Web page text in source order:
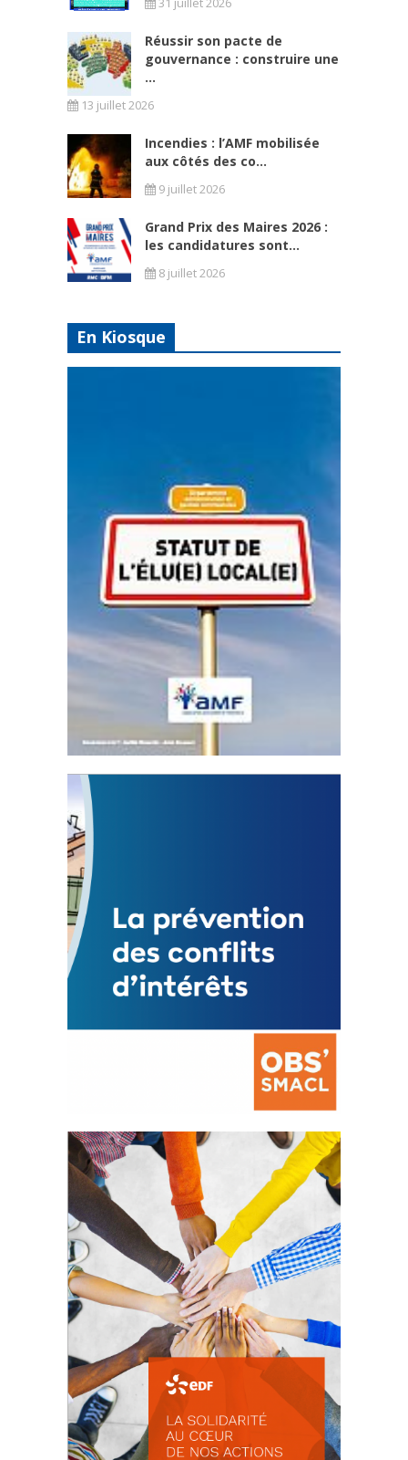
Réussir son pacte de
gouvernance : construire une
...
13 juillet 2026
Incendies : l’AMF mobilisée
aux côtés des co...
9 juillet 2026
Grand Prix des Maires 2026 :
les candidatures sont...
8 juillet 2026
En Kiosque
Statut de l’élu local
3 avril 2024
Mise à jour avril 2024
FEUILLETER
La prévention des conflits
d’intérêts
18 septembre 2023
FEUILLETER